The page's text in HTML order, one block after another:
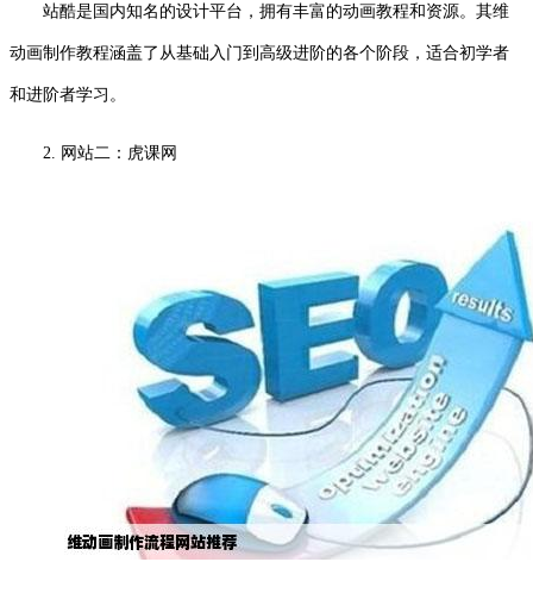
站酷是国内知名的设计平台，拥有丰富的动画教程和资源。其维
动画制作教程涵盖了从基础入门到高级进阶的各个阶段，适合初学者
和进阶者学习。
2. 网站二：虎课网